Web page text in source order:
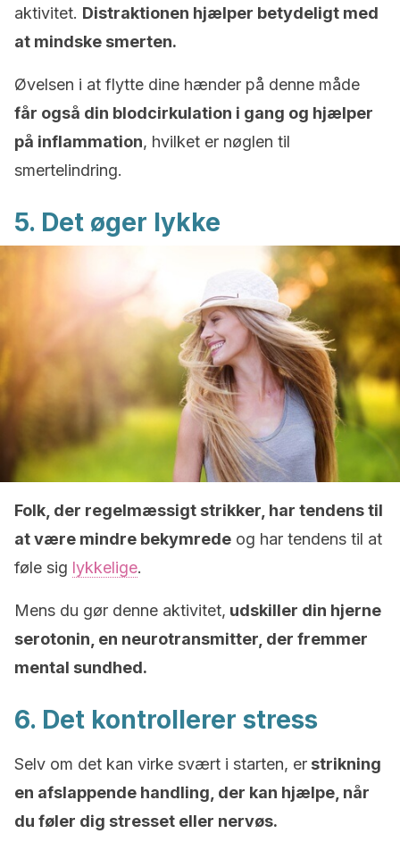
aktivitet. Distraktionen hjælper betydeligt med
at mindske smerten.
Øvelsen i at flytte dine hænder på denne måde
får også din blodcirkulation i gang og hjælper
på inflammation, hvilket er nøglen til
smertelindring.
5. Det øger lykke
Folk, der regelmæssigt strikker, har tendens til
at være mindre bekymrede og har tendens til at
føle sig lykkelige.
Mens du gør denne aktivitet, udskiller din hjerne
serotonin, en neurotransmitter, der fremmer
mental sundhed.
6. Det kontrollerer stress
Selv om det kan virke svært i starten, er strikning
en afslappende handling, der kan hjælpe, når
du føler dig stresset eller nervøs.